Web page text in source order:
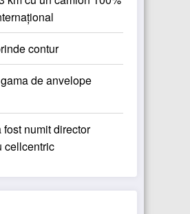
contur
de anvelope
numit director
cellcentric